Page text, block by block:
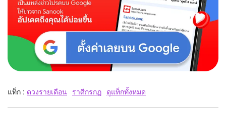
แท็ก : ดวงรายเดือน ราศีกรกฏ ดูแท็กทั้งหมด